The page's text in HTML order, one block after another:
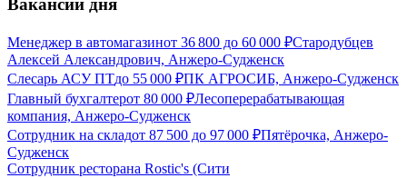
Вакансии дня
Менеджер в автомагазинот 36 800 до 60 000 ₽Стародубцев
Алексей Александрович, Анжеро-Судженск
Слесарь АСУ ПТдо 55 000 ₽ПК АГРОСИБ, Анжеро-Судженск
Главный бухгалтерот 80 000 ₽Лесоперерабатывающая
компания, Анжеро-Судженск
Сотрудник на складот 87 500 до 97 000 ₽Пятёрочка, Анжеро-
Судженск
Cотрудник ресторана Rostic's (Сити